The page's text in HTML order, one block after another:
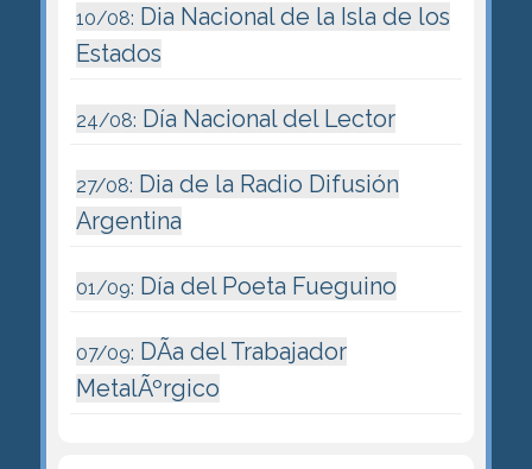
10/08: Dia Nacional de la Isla de los
Estados
24/08: Día Nacional del Lector
27/08: Dia de la Radio Difusión
Argentina
01/09: Día del Poeta Fueguino
07/09: DÃ­a del Trabajador
MetalÃºrgico